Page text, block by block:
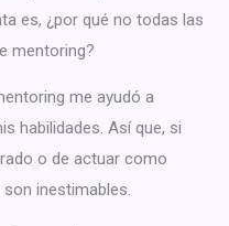
es, ¿por qué no todas las
mentoring?
me ayudó a
habilidades. Así que, si
o de actuar como
inestimables.